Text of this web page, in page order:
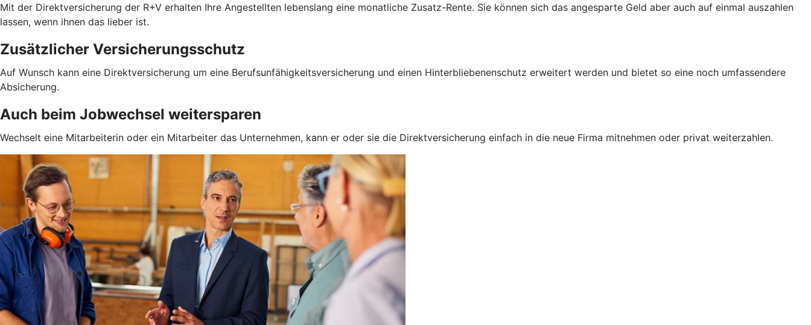
Mit der Direktversicherung der R+V erhalten Ihre Angestellten lebenslang eine monatliche Zusatz-Rente. Sie können sich das angesparte Geld aber auch auf einmal auszahlen
lassen, wenn ihnen das lieber ist.
Zusätzlicher Versicherungsschutz
Auf Wunsch kann eine Direktversicherung um eine Berufsunfähigkeitsversicherung und einen Hinterbliebenenschutz erweitert werden und bietet so eine noch umfassendere
Absicherung.
Auch beim Jobwechsel weitersparen
Wechselt eine Mitarbeiterin oder ein Mitarbeiter das Unternehmen, kann er oder sie die Direktversicherung einfach in die neue Firma mitnehmen oder privat weiterzahlen.